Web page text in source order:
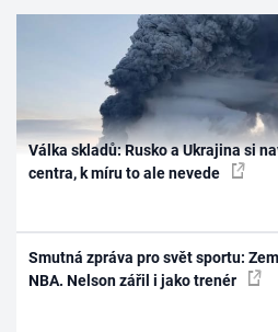
Válka skladů: Rusko a Ukrajina si
centra, k míru to ale nevede
Smutná zpráva pro svět sportu:
NBA. Nelson zářil i jako trenér